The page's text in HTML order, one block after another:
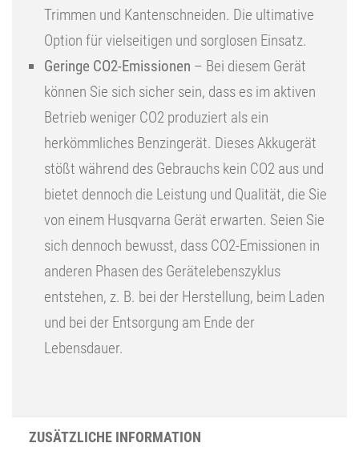
Trimmen und Kantenschneiden. Die ultimative
Option für vielseitigen und sorglosen Einsatz.
Geringe CO2-Emissionen – Bei diesem Gerät
können Sie sich sicher sein, dass es im aktiven
Betrieb weniger CO2 produziert als ein
herkömmliches Benzingerät. Dieses Akkugerät
stößt während des Gebrauchs kein CO2 aus und
bietet dennoch die Leistung und Qualität, die Sie
von einem Husqvarna Gerät erwarten. Seien Sie
sich dennoch bewusst, dass CO2-Emissionen in
anderen Phasen des Gerätelebenszyklus
entstehen, z. B. bei der Herstellung, beim Laden
und bei der Entsorgung am Ende der
Lebensdauer.
ZUSÄTZLICHE INFORMATION